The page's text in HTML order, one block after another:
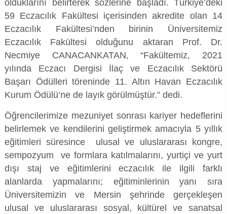
olduklarını belirterek sözlerine başladı. Türkiye’deki
59 Eczacılık Fakültesi içerisinden akredite olan 14
Eczacılık Fakültesi’nden birinin Üniversitemiz
Eczacılık Fakültesi olduğunu aktaran Prof. Dr.
Necmiye CANACANKATAN, “Fakültemiz, 2021
yılında Eczacı Dergisi İlaç ve Eczacılık Sektörü
Başarı Ödülleri töreninde 11. Altın Havan Eczacılık
Kurum Ödülü’ne de layık görülmüştür.” dedi.
Öğrencilerimize mezuniyet sonrası kariyer hedeflerini
belirlemek ve kendilerini geliştirmek amacıyla 5 yıllık
eğitimleri süresince ulusal ve uluslararası kongre,
sempozyum ve formlara katılmalarını, yurtiçi ve yurt
dışı staj ve eğitimlerini eczacılık ile ilgili farklı
alanlarda yapmalarını; eğitiminlerinin yanı sıra
Üniversitemizin ve Mersin şehrinde gerçekleşen
ulusal ve uluslararası sosyal, kültürel ve sanatsal
Su Ürünleri Fakültesi
Tıp Fakültesi
Turizm Fakültesi
Gıda Araştırmaları Uygulama ve Araştırma Merkezi
Görsel İşitsel Yapımlar Uygulama ve Araştırma Merkezi
İleri Teknoloji Eğitim Araştırma ve Uygulama Merkezi
İlk Yardım Araştırma ve Uygulama Merkezi
İş Sağlığı ve Güvenliği Uygulama ve Araştırma Merkezi
Kadın Sorunları Uygulama ve Araştırma Merkezi